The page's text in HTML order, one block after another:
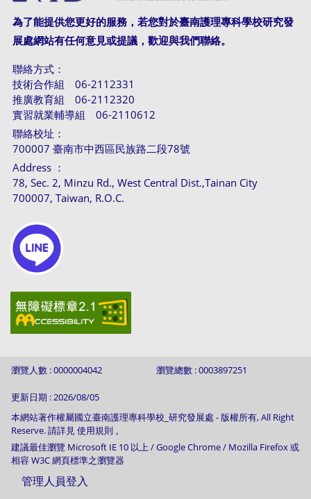
為了能提供您更好的服務，若您對於臺南護理專科學校研究發
展處網站有任何意見或提議，歡迎與我們聯絡。
聯絡方式：
技術合作組 06-2112331
推廣教育組 06-2112320
實習就業輔導組 06-2110612
聯絡校址：
700007 臺南市中西區民族路二段78號
Address ：
78, Sec. 2, Minzu Rd., West Central Dist.,Tainan City
700007, Taiwan, R.O.C.
瀏覽人數 : 0000004042 瀏覽總數 : 0003897251
更新日期 : 2026/08/05
本網站著作權屬國立臺南護理專科學校_研究發展處 - 版權所有, All Right
Reserve. 請詳見 使用規則 。
建議最佳瀏覽 Microsoft IE 10 以上 / Google Chrome / Mozilla Firefox 或
相容 W3C 網頁標準之瀏覽器
管理人員登入